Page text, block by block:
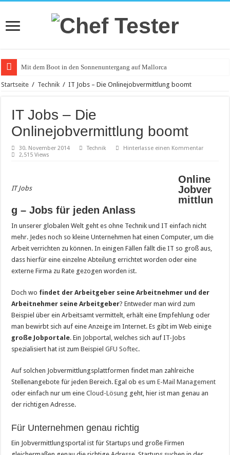
Mit dem Boot in den Sonnenuntergang auf Mallorca
Catering an Silvester
Modischer Schmuck für Damen und Herren
Piercings – Weit verbreitet und beliebt
Klemmbausteine – beliebt bei Groß und Klein
Tattoo-Entfernung wird immer beliebter
Startseite / Technik / IT Jobs – Die Onlinejobvermittlung boomt
IT Jobs – Die
Onlinejobvermittlung boomt
30. November 2014 Technik
Hinterlasse einen Kommentar
2,515 Views
IT Jobs
Online
Jobver
mittlun
g – Jobs für jeden Anlass
In unserer globalen Welt geht es ohne Technik und IT einfach nicht
mehr. Jedes noch so kleine Unternehmen hat einen Computer, um die
Arbeit verrichten zu können. In einigen Fällen fällt die IT so groß aus,
dass hierfür eine einzelne Abteilung errichtet worden oder eine
externe Firma zu Rate gezogen worden ist.
Doch wo findet der Arbeitgeber seine Arbeitnehmer und der
Arbeitnehmer seine Arbeitgeber? Entweder man wird zum
Beispiel über ein Arbeitsamt vermittelt, erhält eine Empfehlung oder
man bewirbt sich auf eine Anzeige im Internet. Es gibt im Web einige
große Jobportale. Ein Jobportal, welches sich auf IT-Jobs
spezialisiert hat ist zum BeispielGFU Softec.
Auf solchen Jobvermittlungsplattformen findet man zahlreiche
Stellenangebote für jeden Bereich. Egal ob es umE-Mail Management
oder einfach nur um eineCloud-Lösung geht, hier ist man genau an
der richtigen Adresse.
Für Unternehmen genau richtig
Ein Jobvermittlungsportal ist für Startups und große Firmen